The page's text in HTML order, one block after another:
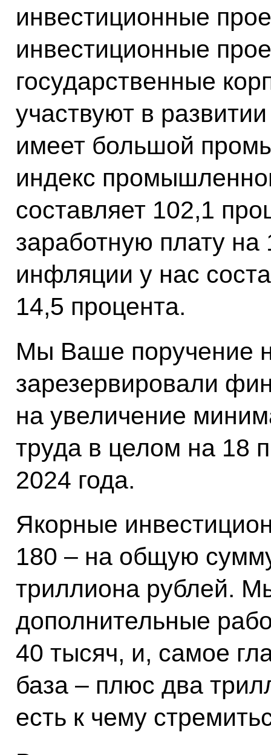
инвестиционные
инвестиционные
государственные
участвуют в
имеет большой
индекс
составляет 102,1
заработную плату на
инфляции у нас
14,5 процента.
Мы Ваше поручение
зарезервировали
на увеличение
труда в целом на 18
2024 года.
Якорные
180 – на общую
триллиона рублей.
дополнительные
40 тысяч, и, самое
база – плюс два
есть к чему